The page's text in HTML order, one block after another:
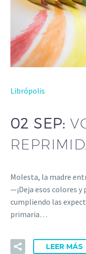
Librópolis
02 SEP:
Molesta, la madre
—¡Deja esos colores
cumpliendo las
primaria…
LEER MÁS